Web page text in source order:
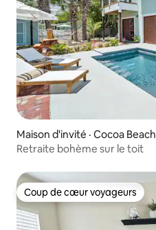
Maison d'invité · Cocoa Beach
Retraite bohème sur le toit
Coup de cœur voyageurs
Coup de cœur voyageurs